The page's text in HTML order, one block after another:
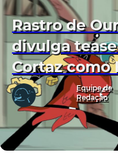
Rastro de
divulga
Cortaz como
Equipe de
Redação